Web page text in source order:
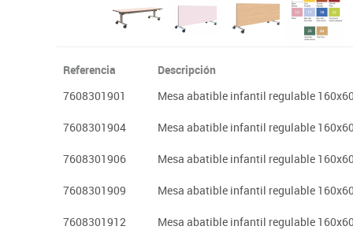
Referencia Descripción
7608301901
Mesa abatible infantil regulable
7608301904 Mesa abatible infantil regulable
7608301906 Mesa abatible infantil regulable
7608301909 Mesa abatible infantil regulable
7608301912 Mesa abatible infantil regulable